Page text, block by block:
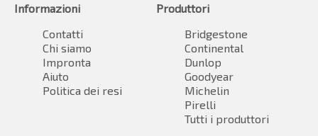
Informazioni
Contatti
Chi siamo
Impronta
Aiuto
Politica dei resi
Produttori
Bridgestone
Continental
Dunlop
Goodyear
Michelin
Pirelli
Tutti i produttori